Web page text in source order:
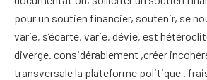
pour un soutien financier, soutenir, se
varie, s’écarte, varie, dévie, est
diverge. considérablement ,créer
transversale la plateforme politique .